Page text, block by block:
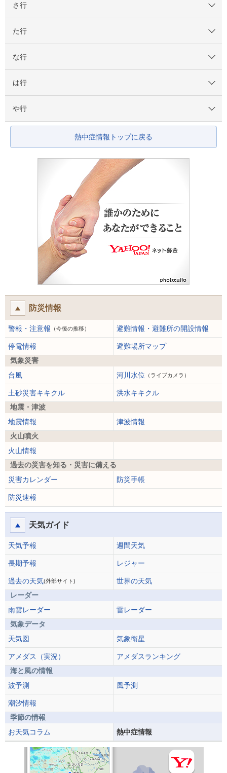
さ行
た行
な行
は行
や行
熱中症情報トップに戻る
防災情報
警報・注意報 （今後の推移） 避難情報・避難所の開設情報
停電情報
避難場所マップ
気象災害
台風
河川水位 （ライブカメラ）
土砂災害キキクル
洪水キキクル
地震・津波
地震情報
津波情報
火山噴火
火山情報
過去の災害を知る・災害に備える
災害カレンダー
防災手帳
防災速報
天気ガイド
天気予報 週間天気
長期予報 レジャー
過去の天気(外部サイト)
世界の天気
レーダー
雨雲レーダー
雷レーダー
気象データ
天気図
気象衛星
アメダス（実況）
アメダスランキング
海と風の情報
波予測
風予測
潮汐情報
季節の情報
お天気コラム
熱中症情報